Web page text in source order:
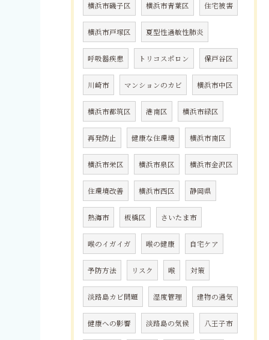
横浜市磯子区 横浜市青葉区 住宅被害
横浜市戸塚区 夏型性過敏性肺炎
呼吸器疾患 トリコスポロン 保戸谷区
川崎市 マンションのカビ 横浜市中区
横浜市都筑区 港南区 横浜市緑区
再発防止 健康な住環境 横浜市南区
横浜市栄区 横浜市泉区 横浜市金沢区
住環境改善 横浜市西区 静岡県
熱海市 板橋区 さいたま市
喉のイガイガ 喉の健康 自宅ケア
予防方法 リスク 喉 対策
淡路島カビ問題 湿度管理 建物の通気
健康への影響 淡路島の気候 八王子市